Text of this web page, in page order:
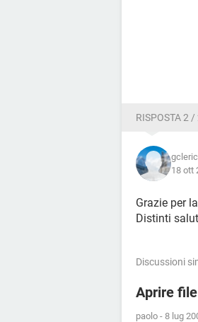
RISPOSTA 2 /
18 ott
Grazie per
Distinti
Discussioni
Aprire
paolo - 8 lug